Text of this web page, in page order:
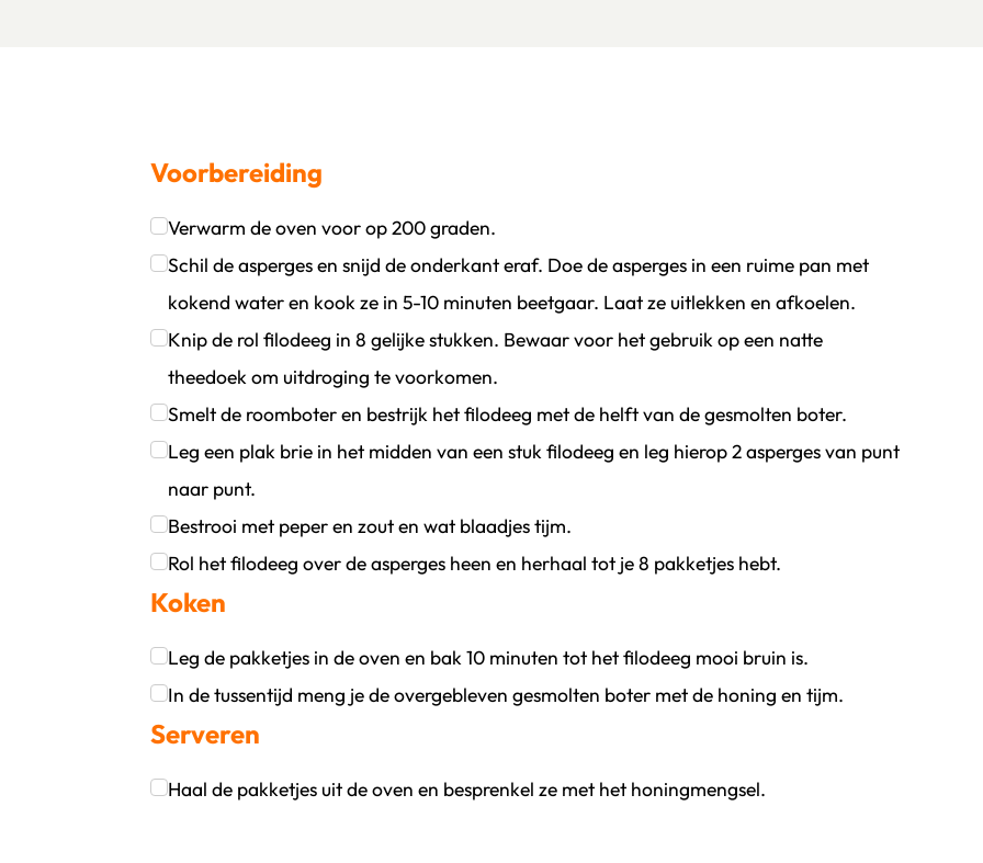
persoon
Voorbereiding
Verwarm de oven voor op 200 graden.
Klik om dit selectievakje aan te vinken
Schil de asperges en snijd de onderkant eraf. Doe de asperges in een ruime pan met
kokend water en kook ze in 5-10 minuten beetgaar. Laat ze uitlekken en afkoelen.
Klik om dit selectievakje aan te vinken
Knip de rol filodeeg in 8 gelijke stukken. Bewaar voor het gebruik op een natte
theedoek om uitdroging te voorkomen.
Klik om dit selectievakje aan te vinken
Smelt de roomboter en bestrijk het filodeeg met de helft van de gesmolten boter.
Klik om dit selectievakje aan te vinken
Leg een plak brie in het midden van een stuk filodeeg en leg hierop 2 asperges van punt
naar punt.
Klik om dit selectievakje aan te vinken
Bestrooi met peper en zout en wat blaadjes tijm.
Klik om dit selectievakje aan te vinken
Rol het filodeeg over de asperges heen en herhaal tot je 8 pakketjes hebt.
Klik om dit selectievakje aan te vinken
Koken
Leg de pakketjes in de oven en bak 10 minuten tot het filodeeg mooi bruin is.
Klik om dit selectievakje aan te vinken
In de tussentijd meng je de overgebleven gesmolten boter met de honing en tijm.
Klik om dit selectievakje aan te vinken
Serveren
Haal de pakketjes uit de oven en besprenkel ze met het honingmengsel.